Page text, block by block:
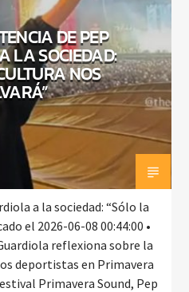
DE PEP
LA SOCIEDAD:
NOS
a la sociedad: “Sólo la
el 2026-06-08 00:44:00 •
reflexiona sobre la
deportistas en Primavera
Primavera Sound, Pep